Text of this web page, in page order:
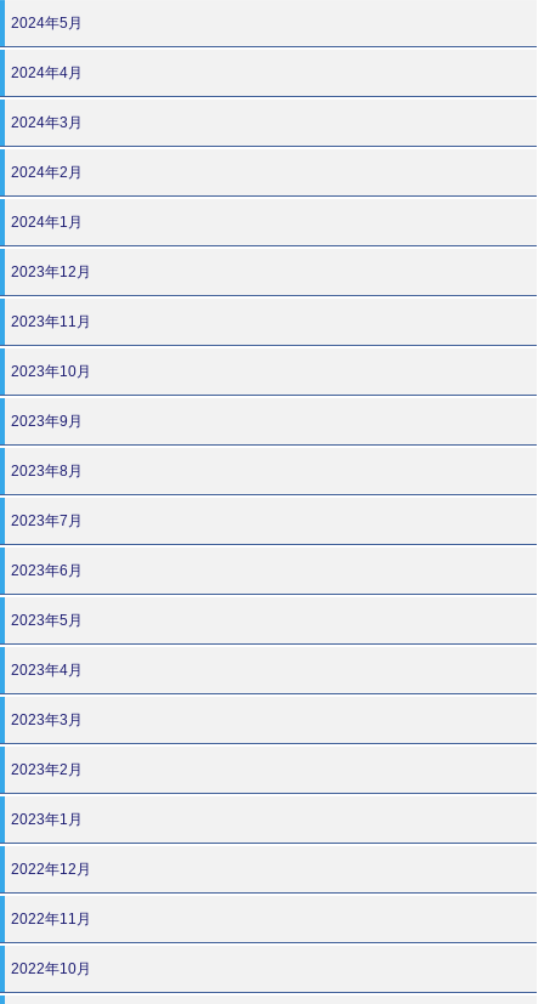
2024年5月
2024年4月
2024年3月
2024年2月
2024年1月
2023年12月
2023年11月
2023年10月
2023年9月
2023年8月
2023年7月
2023年6月
2023年5月
2023年4月
2023年3月
2023年2月
2023年1月
2022年12月
2022年11月
2022年10月